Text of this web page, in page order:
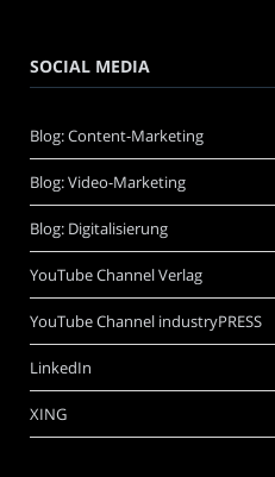
SOCIAL MEDIA
Blog: Content-Marketing
Blog: Video-Marketing
Blog: Digitalisierung
YouTube Channel Verlag
YouTube Channel industryPRESS
LinkedIn
XING